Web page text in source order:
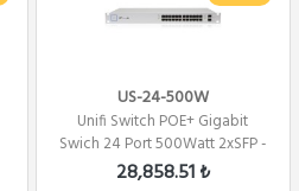
US-24-500W
Unifi Switch POE+ Gigabit
Swich 24 Port 500Watt 2xSFP -
Yönetilebi...
28,858.51 ₺